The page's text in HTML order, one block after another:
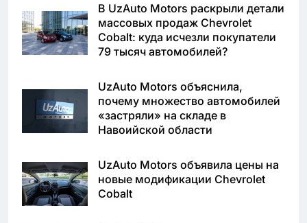
В UzAuto Motors раскрыли детали
массовых продаж Chevrolet
Cobalt: куда исчезли покупатели
79 тысяч автомобилей?
UzAuto Motors объяснила,
почему множество автомобилей
«застряли» на складе в
Навоийской области
UzAuto Motors объявила цены на
новые модификации Chevrolet
Cobalt